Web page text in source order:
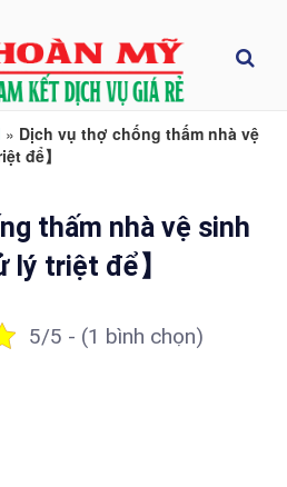
» Dịch vụ thợ chống thấm nhà vệ
để】
thấm nhà vệ sinh
lý triệt để】
5/5 - (1 bình chọn)